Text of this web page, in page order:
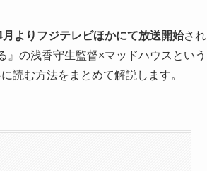
よりフジテレビほかにて放送開始され
』の浅香守生監督×マッドハウスという
読む方法をまとめて解説します。